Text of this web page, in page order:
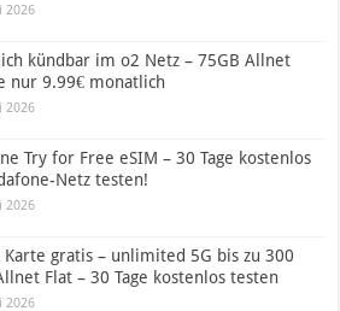
2026
kündbar im o2 Netz – 75GB Allnet
nur 9.99€ monatlich
2026
Try for Free eSIM – 30 Tage kostenlos
Netz testen!
2026
Karte gratis – unlimited 5G bis zu 300
Flat – 30 Tage kostenlos testen
2026